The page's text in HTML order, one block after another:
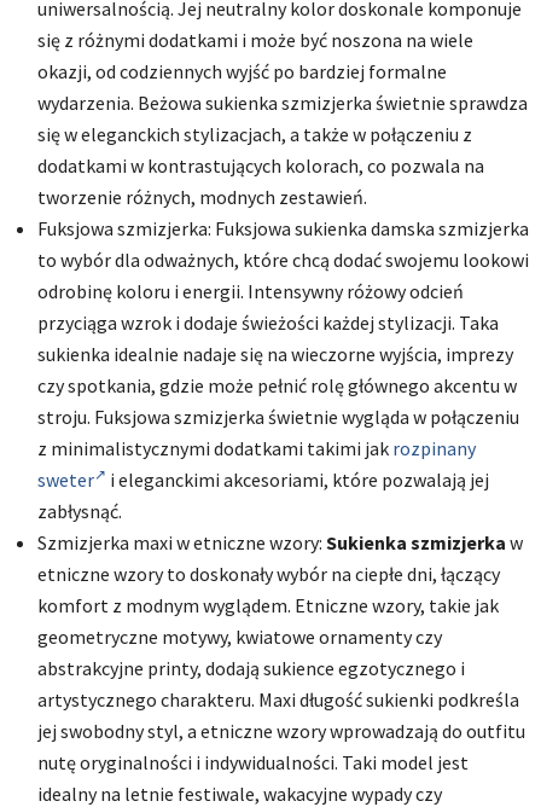
uniwersalnością. Jej neutralny kolor doskonale komponuje
się z różnymi dodatkami i może być noszona na wiele
okazji, od codziennych wyjść po bardziej formalne
wydarzenia. Beżowa sukienka szmizjerka świetnie sprawdza
się w eleganckich stylizacjach, a także w połączeniu z
dodatkami w kontrastujących kolorach, co pozwala na
tworzenie różnych, modnych zestawień.
Fuksjowa szmizjerka: Fuksjowa sukienka damska szmizjerka
to wybór dla odważnych, które chcą dodać swojemu lookowi
odrobinę koloru i energii. Intensywny różowy odcień
przyciąga wzrok i dodaje świeżości każdej stylizacji. Taka
sukienka idealnie nadaje się na wieczorne wyjścia, imprezy
czy spotkania, gdzie może pełnić rolę głównego akcentu w
stroju. Fuksjowa szmizjerka świetnie wygląda w połączeniu
z minimalistycznymi dodatkami takimi jak rozpinany
sweter
i eleganckimi akcesoriami, które pozwalają jej
zabłysnąć.
Szmizjerka maxi w etniczne wzory: Sukienka szmizjerka w
etniczne wzory to doskonały wybór na ciepłe dni, łączący
komfort z modnym wyglądem. Etniczne wzory, takie jak
geometryczne motywy, kwiatowe ornamenty czy
abstrakcyjne printy, dodają sukience egzotycznego i
artystycznego charakteru. Maxi długość sukienki podkreśla
jej swobodny styl, a etniczne wzory wprowadzają do outfitu
nutę oryginalności i indywidualności. Taki model jest
idealny na letnie festiwale, wakacyjne wypady czy